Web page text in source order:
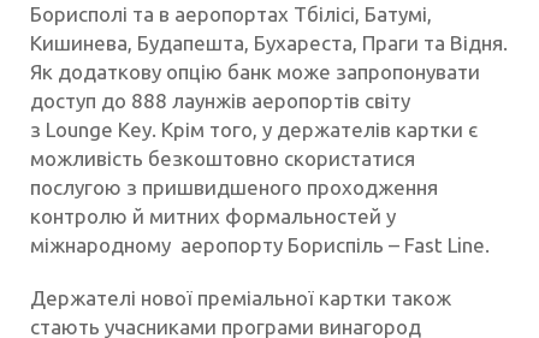
Борисполі та в аеропортах Тбілісі, Батумі,
Кишинева, Будапешта, Бухареста, Праги та Відня.
Як додаткову опцію банк може запропонувати
доступ до 888 лаунжів аеропортів світу
з Lounge Key. Крім того, у держателів картки є
можливість безкоштовно скористатися
послугою з пришвидшеного проходження
контролю й митних формальностей у
міжнародному аеропорту Бориспіль – Fast Line.
Держателі нової преміальної картки також
стають учасниками програми винагород